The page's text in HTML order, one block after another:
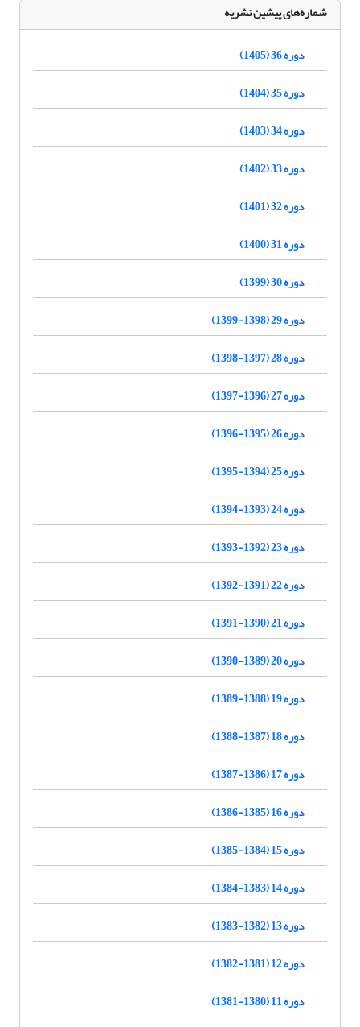
شماره‌های پیشین نشریه
دوره 36 (1405)
دوره 35 (1404)
دوره 34 (1403)
دوره 33 (1402)
دوره 32 (1401)
دوره 31 (1400)
دوره 30 (1399)
دوره 29 (1398-1399)
دوره 28 (1397-1398)
دوره 27 (1396-1397)
دوره 26 (1395-1396)
دوره 25 (1394-1395)
دوره 24 (1393-1394)
دوره 23 (1392-1393)
دوره 22 (1391-1392)
دوره 21 (1390-1391)
دوره 20 (1389-1390)
دوره 19 (1388-1389)
دوره 18 (1387-1388)
دوره 17 (1386-1387)
دوره 16 (1385-1386)
دوره 15 (1384-1385)
دوره 14 (1383-1384)
دوره 13 (1382-1383)
دوره 12 (1381-1382)
دوره 11 (1380-1381)